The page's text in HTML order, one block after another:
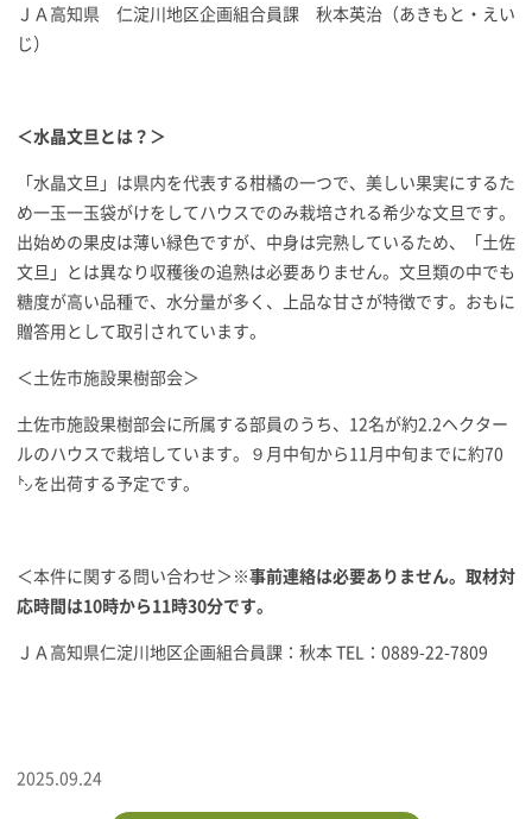
ＪＡ高知県 仁淀川地区企画組合員課 秋本英治（あきもと・えい
じ）
＜水晶文旦とは？＞
「水晶文旦」は県内を代表する柑橘の一つで、美しい果実にするた
め一玉一玉袋がけをしてハウスでのみ栽培される希少な文旦です。
出始めの果皮は薄い緑色ですが、中身は完熟しているため、「土佐
文旦」とは異なり収穫後の追熟は必要ありません。文旦類の中でも
糖度が高い品種で、水分量が多く、上品な甘さが特徴です。おもに
贈答用として取引されています。
＜土佐市施設果樹部会＞
土佐市施設果樹部会に所属する部員のうち、12名が約2.2ヘクター
ルのハウスで栽培しています。９月中旬から11月中旬までに約70
㌧を出荷する予定です。
＜本件に関する問い合わせ＞ ※事前連絡は必要ありません。取材対
応時間は10時から11時30分です。
ＪＡ高知県仁淀川地区企画組合員課：秋本 TEL：0889-22-7809
2025.09.24